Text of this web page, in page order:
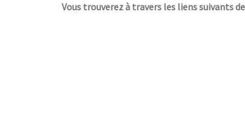
Vous trouverez à travers les liens suivants